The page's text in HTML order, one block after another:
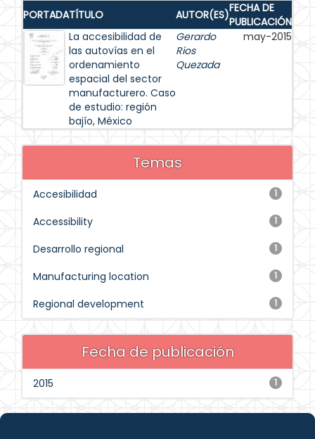
PORTADATÍTULO AUTOR(ES)FECHA DE
PUBLICACIÓN
La accesibilidad de
las autovías en el
ordenamiento
espacial del sector
manufacturero. Caso
de estudio: región
bajío, México
Gerardo
Rios
Quezada
may-2015
Temas
1
Accesibilidad
1
Accessibility
1
Desarrollo regional
1
Manufacturing location
1
Regional development
Fecha de publicación
1
2015